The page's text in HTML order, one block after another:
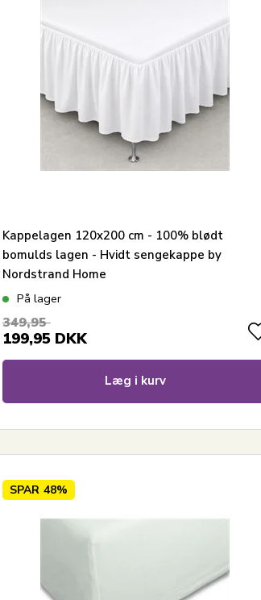
Kappelagen 120x200 cm - 100% blødt
bomulds lagen - Hvidt sengekappe by
Nordstrand Home
På lager
349,95
199,95 DKK
Læg i kurv
SPAR 48%